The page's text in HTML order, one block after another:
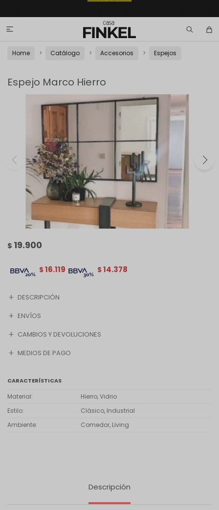

Home Catálogo Accesorios Espejos
Espejo Marco Hierro
$ 19.900
$14.378
$16.119
DESCRIPCIÓN
ENVÍOS
CAMBIOS Y DEVOLUCIONES
MEDIOS DE PAGO
CARACTERÍSTICAS
Material
Hierro, Vidrio
Estilo
Clásico, Industrial
Ambiente
Comedor, Living
Descripción